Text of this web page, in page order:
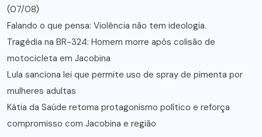
(07/08)
Falando o que pensa: Violência não tem ideologia.
Tragédia na BR-324: Homem morre após colisão de
motocicleta em Jacobina
Lula sanciona lei que permite uso de spray de pimenta por
mulheres adultas
Kátia da Saúde retoma protagonismo político e reforça
compromisso com Jacobina e região